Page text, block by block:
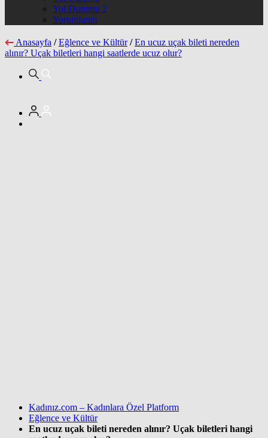
Yol Durumu 2
Yorumlarım
Anasayfa / Eğlence ve Kültür / En ucuz uçak bileti nereden
alınır? Uçak biletleri hangi saatlerde ucuz olur?
Kadınız.com – Kadınlara Özel Platform
Eğlence ve Kültür
En ucuz uçak bileti nereden alınır? Uçak biletleri hangi